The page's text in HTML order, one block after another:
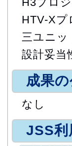
HTV-Xプ
三ユニッ
設計妥当
成果
なし
JSS利